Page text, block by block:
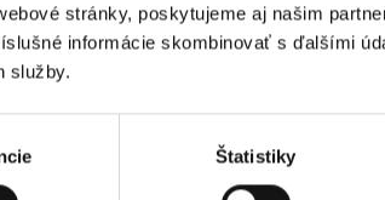
stránky, poskytujeme aj našim
informácie skombinovať s ďalšími
služby.
Štatistiky